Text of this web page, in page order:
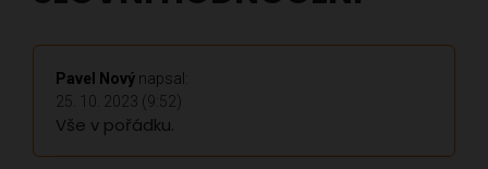
Pavel Nový napsal:
25. 10. 2023 (9:52)
Vše v pořádku.